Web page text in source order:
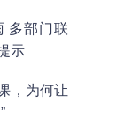
多部门联
示
，为何让